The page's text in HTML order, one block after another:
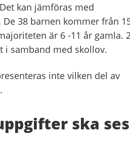
kan jämföras med
38 barnen kommer från
är 6 -11 år gamla.
i samband med skollov.
inte vilken del av
ska ses